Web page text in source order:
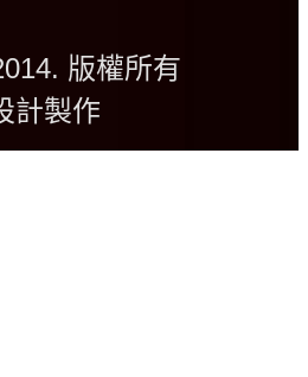
版權所有
計製作